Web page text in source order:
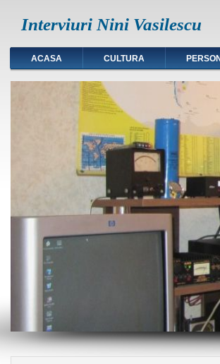
Interviuri Nini Vasilescu
ACASA CULTURA